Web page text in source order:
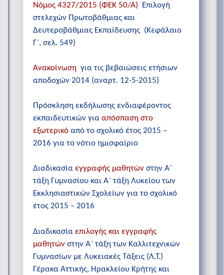
Νόμος 4327/2015 (ΦΕΚ 50/Α) Επιλογή
στελεχών Πρωτοβάθμιας και
Δευτεροβάθμιας Εκπαίδευσης (Κεφάλαιο
Γ΄, σελ. 549)
Ανακοίνωση για τις βεβαιώσεις ετήσιων
αποδοχών 2014 (αναρτ. 12-5-2015)
Πρόσκληση εκδήλωσης ενδιαφέροντος
εκπαιδευτικών για απόσπαση στο
εξωτερικό από το σχολικό έτος 2015 –
2016 για το νότιο ημισφαίριο
Διαδικασία εγγραφής μαθητών στην Α΄
τάξη Γυμνασίου και Α΄ τάξη Λυκείου των
Εκκλησιαστικών Σχολείων για το σχολικό
έτος 2015 – 2016
Διαδικασία επιλογής και εγγραφής
μαθητών στην Α΄ τάξη των Καλλιτεχνικών
Γυμνασίων με Λυκειακές Τάξεις (Λ.Τ.)
Γέρακα Αττικής, Ηρακλείου Κρήτης και